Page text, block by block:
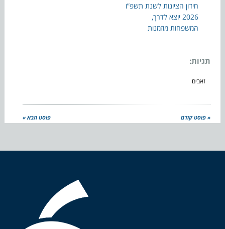
חידון הציונות לשנת תשפ”ו
2026 יוצא לדרך,
המשפחות מוזמנות
תגיות:
זאבים
« פוסט קודם פוסט הבא »